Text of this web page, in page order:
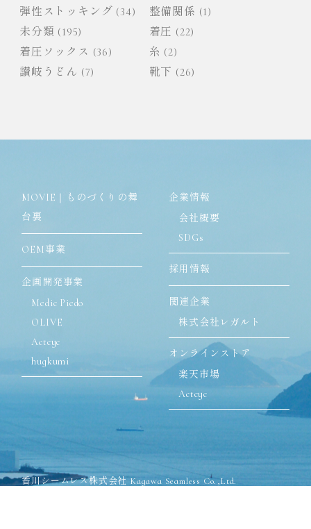
弾性ストッキング (34) 整備関係 (1)
未分類 (195) 着圧 (22)
着圧ソックス (36) 糸 (2)
讃岐うどん (7) 靴下 (26)
香川シームレス株式会社 Kagawa Seamless Co.,Ltd.
MOVIE｜ものづくりの舞
台裏
OEM事業
企画開発事業
Medic Piedo
OLIVE
Actcyc
hugkumi
企業情報
会社概要
SDGs
採用情報
関連企業
株式会社レガルト
オンラインストア
楽天市場
Actcyc